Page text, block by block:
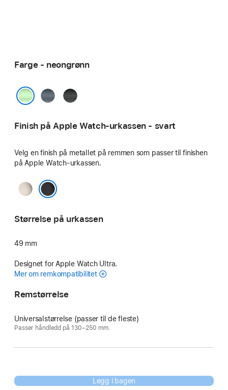
Farge - neongrønn
ankerblå
svart
Finish på Apple Watch-urkassen - svart
Velg en finish på metallet på remmen som passer til finishen
på Apple Watch-urkassen.
naturlig
Størrelse på urkassen
49 mm
Designet for Apple Watch Ultra.
Mer om remkompatibilitet
Remstørrelse
Universalstørrelse (passer til de fleste)
Passer håndledd på 130–250 mm.
Legg i bagen